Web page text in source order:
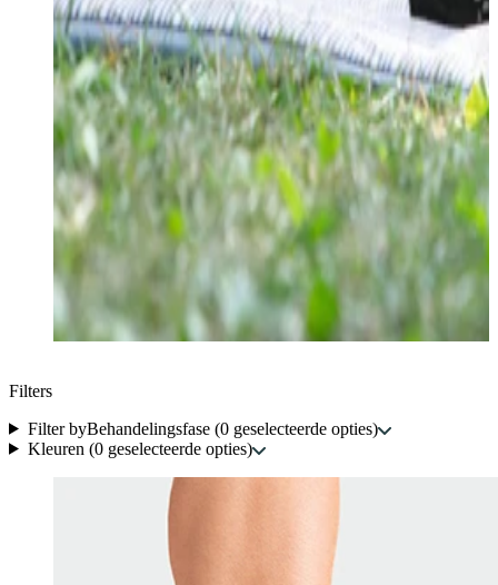
Filters
Filter byBehandelingsfase(0geselecteerde opties)
Kleuren (0geselecteerde opties)